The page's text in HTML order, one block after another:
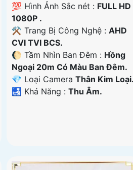
💯 Hình Ảnh Sắc nét : FULL HD
1080P .
⚒ Trang Bị Công Nghệ :AHD
CVI TVI BCS.
🌔 Tầm Nhìn Ban Đêm : Hồng
Ngoại 20m Có Màu Ban Đêm.
💎 Loại CameraThân Kim Loại.
️🛃 Khả Năng :Thu Âm.